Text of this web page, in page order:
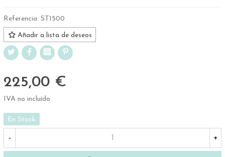
Referencia: ST1500
Añadir a lista de deseos
225,00 €
IVA no incluído
En Stock
- +